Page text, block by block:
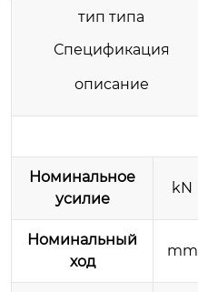
тип типа
Спецификация
описание
Номинальное
усилие
kN
Номинальный
ход
mm